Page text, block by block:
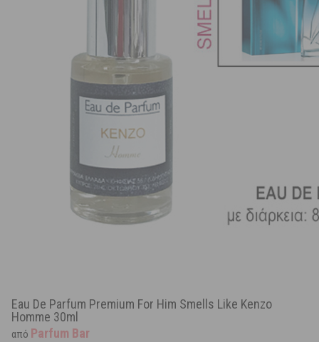
Eau De Parfum Premium For Him Smells Like Kenzo
Homme 30ml
από Parfum Bar